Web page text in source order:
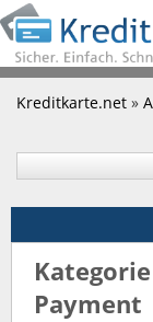
Kreditkarte.net »
Payment